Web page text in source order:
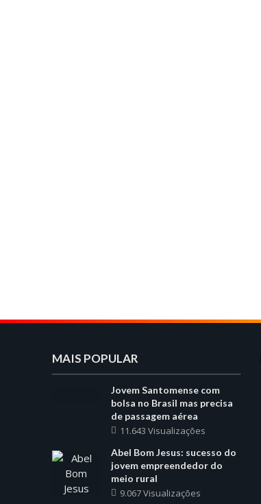
MAIS POPULAR
Jovem Santomense com
bolsa no Brasil mas precisa
de passagem aérea
11.643 Visualizações
Abel Bom Jesus: sucesso do
jovem empreendedor do
meio rural
9.067 Visualizações